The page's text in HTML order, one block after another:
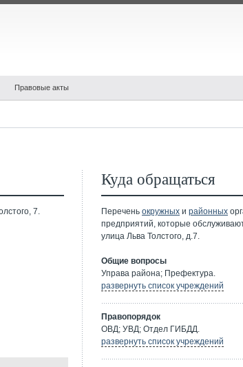
Правовые акты
7.
Куда обращаться
Перечень окружных и районных
предприятий, которые
улица Льва Толстого, д.7.
Общие вопросы
Управа района; Префектура.
развернуть список учреждений
Правопорядок
ОВД; УВД; Отдел ГИБДД.
развернуть список учреждений